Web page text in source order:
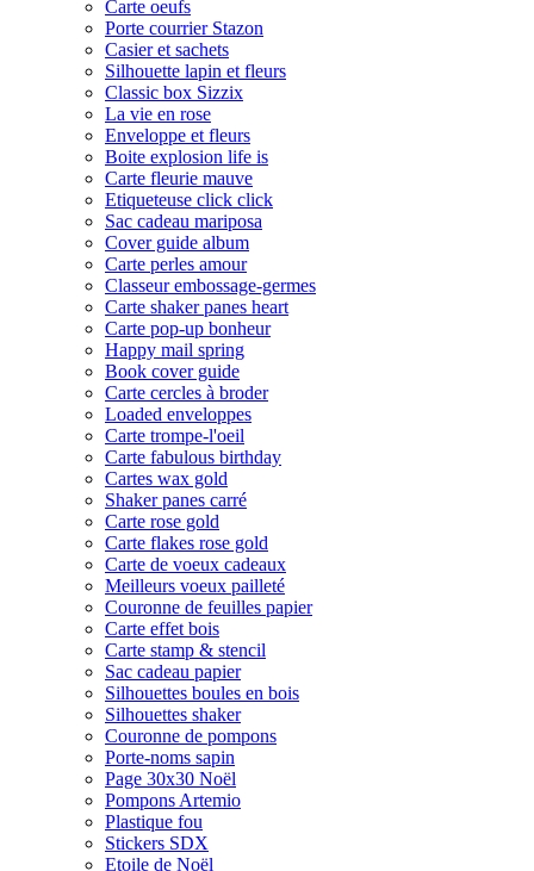
Carte oeufs
Porte courrier Stazon
Casier et sachets
Silhouette lapin et fleurs
Classic box Sizzix
La vie en rose
Enveloppe et fleurs
Boite explosion life is
Carte fleurie mauve
Etiqueteuse click click
Sac cadeau mariposa
Cover guide album
Carte perles amour
Classeur embossage-germes
Carte shaker panes heart
Carte pop-up bonheur
Happy mail spring
Book cover guide
Carte cercles à broder
Loaded enveloppes
Carte trompe-l'oeil
Carte fabulous birthday
Cartes wax gold
Shaker panes carré
Carte rose gold
Carte flakes rose gold
Carte de voeux cadeaux
Meilleurs voeux pailleté
Couronne de feuilles papier
Carte effet bois
Carte stamp & stencil
Sac cadeau papier
Silhouettes boules en bois
Silhouettes shaker
Couronne de pompons
Porte-noms sapin
Page 30x30 Noël
Pompons Artemio
Plastique fou
Stickers SDX
Etoile de Noël